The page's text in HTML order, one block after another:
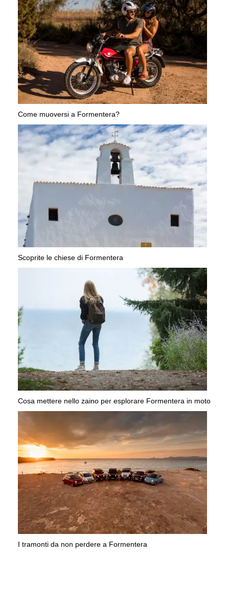
Come muoversi a Formentera?
Scoprite le chiese di Formentera
Cosa mettere nello zaino per esplorare Formentera in moto
I tramonti da non perdere a Formentera